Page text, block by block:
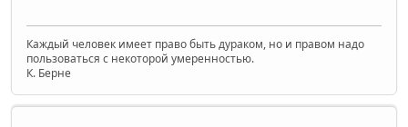
Каждый человек имеет право быть дураком, но и правом надо
пользоваться с некоторой умеренностью.
К. Берне